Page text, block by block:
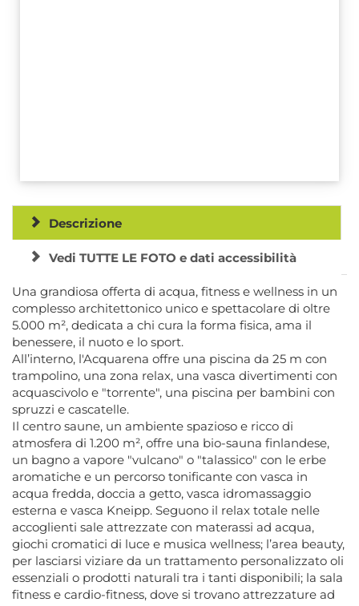
Descrizione
Vedi TUTTE LE FOTO e dati accessibilità
Una grandiosa offerta di acqua, fitness e wellness in un
complesso architettonico unico e spettacolare di oltre
5.000 m², dedicata a chi cura la forma fisica, ama il
benessere, il nuoto e lo sport.
All’interno, l'Acquarena offre una piscina da 25 m con
trampolino, una zona relax, una vasca divertimenti con
acquascivolo e "torrente", una piscina per bambini con
spruzzi e cascatelle.
Il centro saune, un ambiente spazioso e ricco di
atmosfera di 1.200 m², offre una bio-sauna finlandese,
un bagno a vapore "vulcano" o "talassico" con le erbe
aromatiche e un percorso tonificante con vasca in
acqua fredda, doccia a getto, vasca idromassaggio
esterna e vasca Kneipp. Seguono il relax totale nelle
accoglienti sale attrezzate con materassi ad acqua,
giochi cromatici di luce e musica wellness; l’area beauty,
per lasciarsi viziare da un trattamento personalizzato oli
essenziali o prodotti naturali tra i tanti disponibili; la sala
fitness e cardio-fitness, dove si trovano attrezzature ad